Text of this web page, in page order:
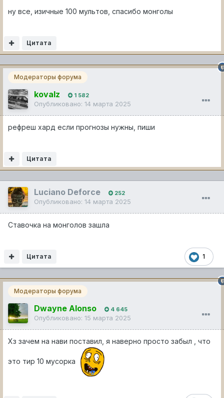
ну все, изичные 100 мультов, спасибо монголы
Цитата
Модераторы форума
kovalz 1 582
Опубликовано: 14 марта 2025
рефреш хард если прогнозы нужны, пиши
Цитата
Luciano Deforce 252
Опубликовано: 14 марта 2025
Ставочка на монголов зашла
1
Цитата
Модераторы форума
Dwayne Alonso 4 645
Опубликовано: 15 марта 2025
Хз зачем на нави поставил, я наверно просто забыл , что
это тир 10 мусорка